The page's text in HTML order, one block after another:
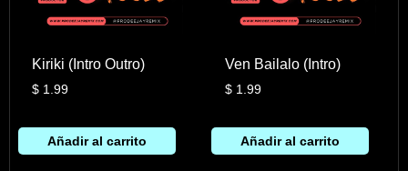
Kiriki (Intro Outro)
$1.99
Añadir al carrito
Ven Bailalo (Intro)
$ 1.99
Añadir al carrito